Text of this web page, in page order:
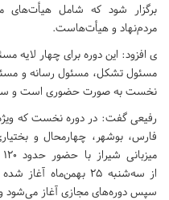
برگزار شود که شامل هیأت‌های
مردم‌نهاد و هیأت‌هاست.
ی افزود: این دوره برای چهار لایه
مسئول تشکل، مسئول رسانه و
نخست به صورت حضوری است و
رفیعی گفت: در دوره نخست که
فارس، بوشهر، چهارمحال و
سپس دوره‌های مجازی آغاز می‌شود و